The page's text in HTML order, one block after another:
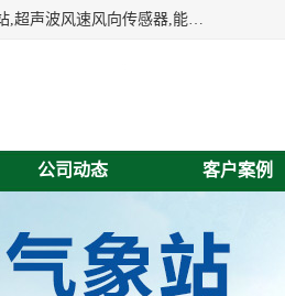
富奥通科技主营：气象五参数,气象六要素,微型自动气象站,网格化空气质量监测仪,六要素自动气象站,超声波风速风向传感器,能见度仪,大气微型站,交通自动气象站,高速路面结冰监测,路面状况传感器等。
公司动态 客户案例